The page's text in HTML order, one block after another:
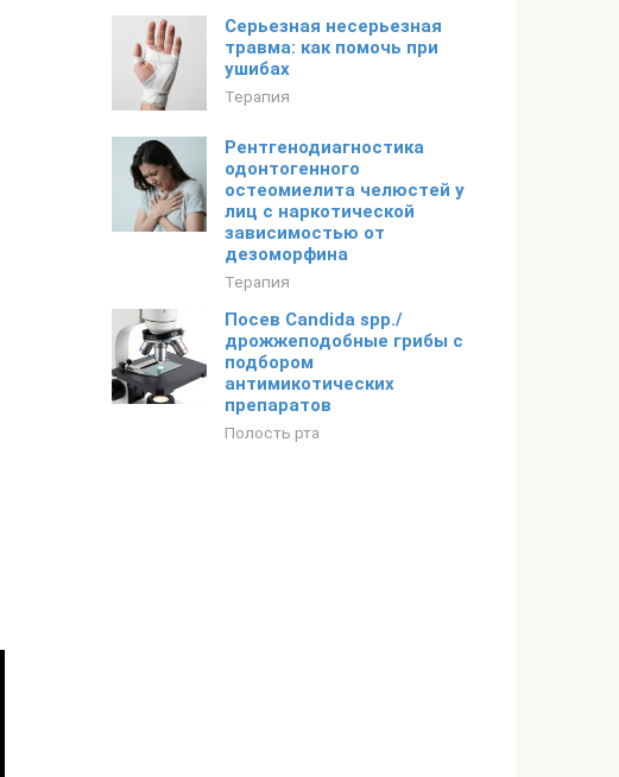
Серьезная несерьезная
травма: как помочь при
ушибах
Терапия
Рентгенодиагностика
одонтогенного
остеомиелита челюстей у
лиц с наркотической
зависимостью от
дезоморфина
Терапия
Посев Candida spp./
дрожжеподобные грибы с
подбором
антимикотических
препаратов
Полость рта